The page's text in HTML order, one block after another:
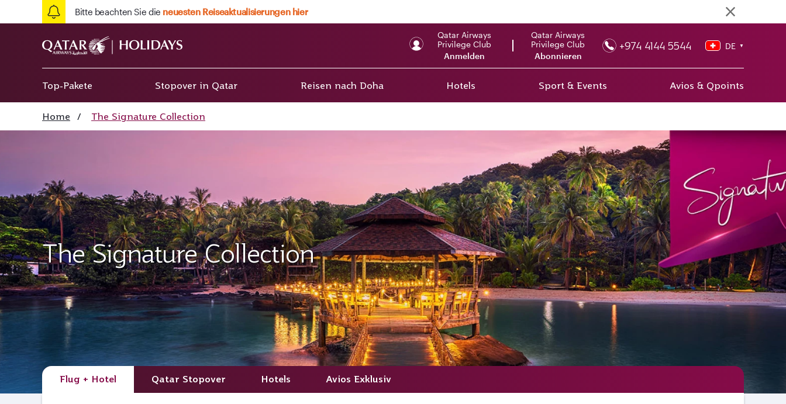
Bitte beachten Sie die neuesten Reiseaktualisierungen hier
Qatar Airways
Privilege Club
Anmelden
Qatar Airways
Privilege Club
Abonnieren
+974 4144 5544 DE ▼
Top-Pakete Stopover in Qatar Reisen nach Doha Hotels Sport & Events Avios & Qpoints
Home / The Signature Collection
The Signature Collection
Flug + Hotel Qatar Stopover Hotels Avios Exklusiv